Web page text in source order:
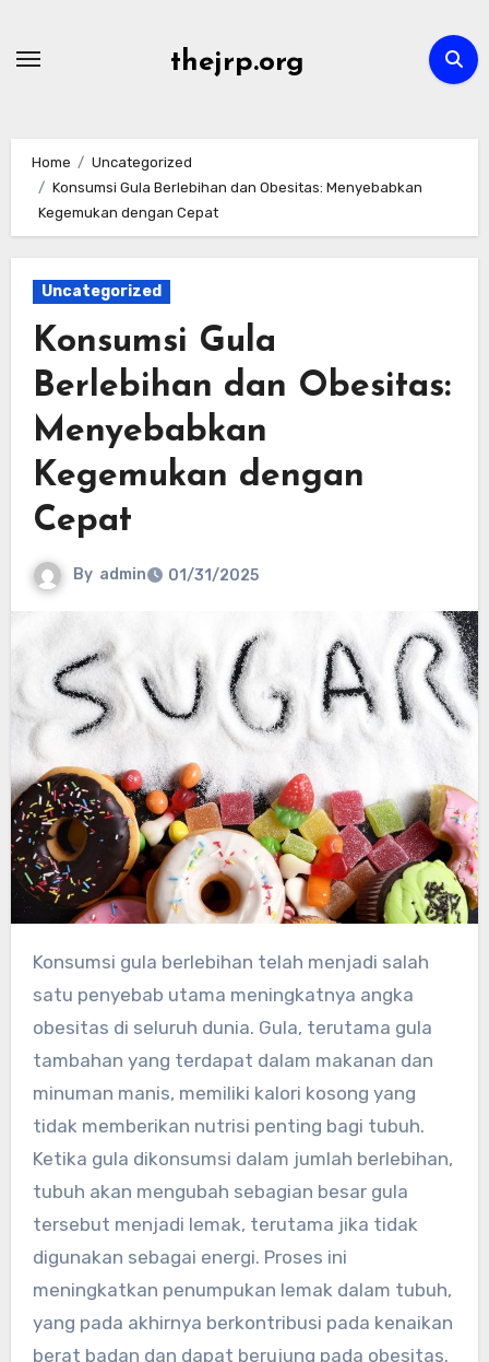
thejrp.org
Home
Uncategorized
Konsumsi Gula Berlebihan dan Obesitas: Menyebabkan
Kegemukan dengan Cepat
Uncategorized
Konsumsi Gula
Berlebihan dan Obesitas:
Menyebabkan
Kegemukan dengan
Cepat
By admin 01/31/2025
Konsumsi gula berlebihan telah menjadi salah
satu penyebab utama meningkatnya angka
obesitas di seluruh dunia. Gula, terutama gula
tambahan yang terdapat dalam makanan dan
minuman manis, memiliki kalori kosong yang
tidak memberikan nutrisi penting bagi tubuh.
Ketika gula dikonsumsi dalam jumlah berlebihan,
tubuh akan mengubah sebagian besar gula
tersebut menjadi lemak, terutama jika tidak
digunakan sebagai energi. Proses ini
meningkatkan penumpukan lemak dalam tubuh,
yang pada akhirnya berkontribusi pada kenaikan
berat badan dan dapat berujung pada obesitas.